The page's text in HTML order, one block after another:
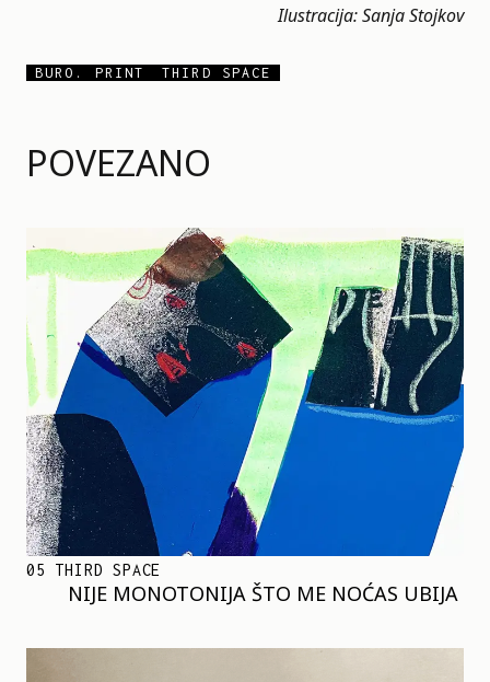
POVEZANO
05 THIRD SPACE
NIJE MONOTONIJA ŠTO ME NOĆAS UBIJA
Ilustracija: Sanja Stojkov
BURO. PRINT THIRD SPACE